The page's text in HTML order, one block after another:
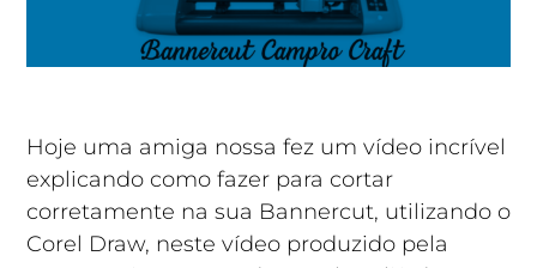
Hoje uma amiga nossa fez um vídeo incrível
explicando como fazer para cortar
corretamente na sua Bannercut, utilizando o
Corel Draw, neste vídeo produzido pela